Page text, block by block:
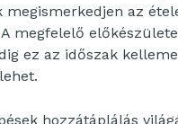
megismerkedjen az
megfelelő
ez az időszak
hozzátáplálás